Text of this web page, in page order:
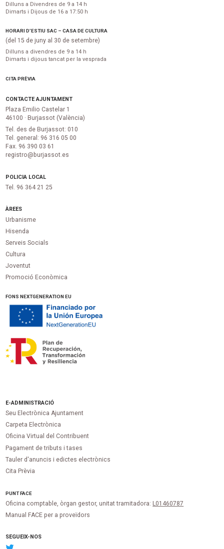
Dilluns a Divendres de 9 a 14 h
Dimarts i Dijous de 16 a 17:50 h
HORARI D’ESTIU SAC – CASA DE CULTURA
(del 15 de juny al 30 de setembre)
Dilluns a divendres de 9 a 14 h
Dimarts i dijous tancat per la vesprada
CITA PRÈVIA
CONTACTE AJUNTAMENT
Plaza Emilio Castelar 1
46100 · Burjassot (València)
Tel. des de Burjassot: 010
Tel. general: 96 316 05 00
Fax. 96 390 03 61
registro@burjassot.es
POLICIA LOCAL
Tel. 96 364 21 25
ÀREES
Urbanisme
Hisenda
Serveis Socials
Cultura
Joventut
Promoció Econòmica
FONS NEXTGENERATION EU
E-ADMINISTRACIÓ
Seu Electrònica Ajuntament
Carpeta Electrònica
Oficina Virtual del Contribuent
Pagament de tributs i tases
Tauler d'anuncis i edictes electrònics
Cita Prèvia
PUNTFACE
Oficina comptable, òrgan gestor, unitat tramitadora: L01460787
Manual FACE per a proveïdors
SEGUEIX-NOS